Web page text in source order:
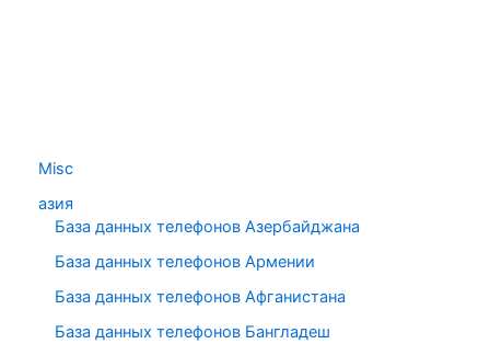
Misc
азия
База данных телефонов Азербайджана
База данных телефонов Армении
База данных телефонов Афганистана
База данных телефонов Бангладеш